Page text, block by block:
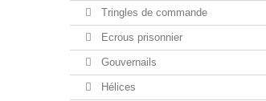
Tringles de commande
Ecrous prisonnier
Gouvernails
Hélices